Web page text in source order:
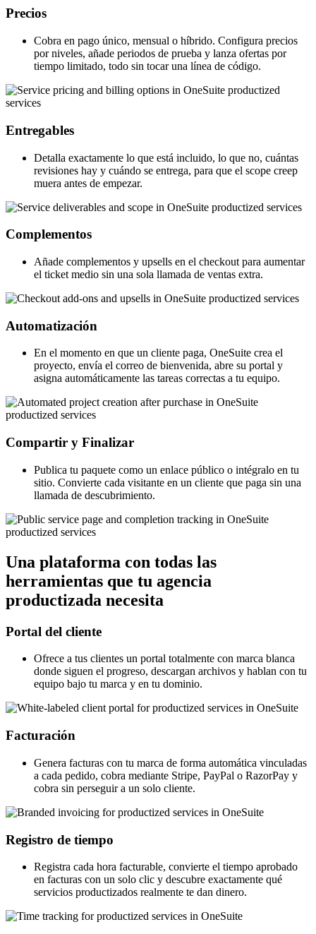
Precios
Cobra en pago único, mensual o híbrido. Configura precios
por niveles, añade periodos de prueba y lanza ofertas por
tiempo limitado, todo sin tocar una línea de código.
Entregables
Detalla exactamente lo que está incluido, lo que no, cuántas
revisiones hay y cuándo se entrega, para que el scope creep
muera antes de empezar.
Complementos
Añade complementos y upsells en el checkout para aumentar
el ticket medio sin una sola llamada de ventas extra.
Automatización
En el momento en que un cliente paga, OneSuite crea el
proyecto, envía el correo de bienvenida, abre su portal y
asigna automáticamente las tareas correctas a tu equipo.
Compartir y Finalizar
Publica tu paquete como un enlace público o intégralo en tu
sitio. Convierte cada visitante en un cliente que paga sin una
llamada de descubrimiento.
Una plataforma con todas las
herramientas que tu agencia
productizada necesita
Portal del cliente
Ofrece a tus clientes un portal totalmente con marca blanca
donde siguen el progreso, descargan archivos y hablan con tu
equipo bajo tu marca y en tu dominio.
Facturación
Genera facturas con tu marca de forma automática vinculadas
a cada pedido, cobra mediante Stripe, PayPal o RazorPay y
cobra sin perseguir a un solo cliente.
Registro de tiempo
Registra cada hora facturable, convierte el tiempo aprobado
en facturas con un solo clic y descubre exactamente qué
servicios productizados realmente te dan dinero.